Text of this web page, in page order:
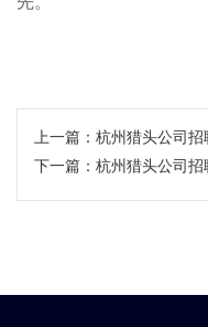
上一篇： 杭州猎头公司招
下一篇： 杭州猎头公司招